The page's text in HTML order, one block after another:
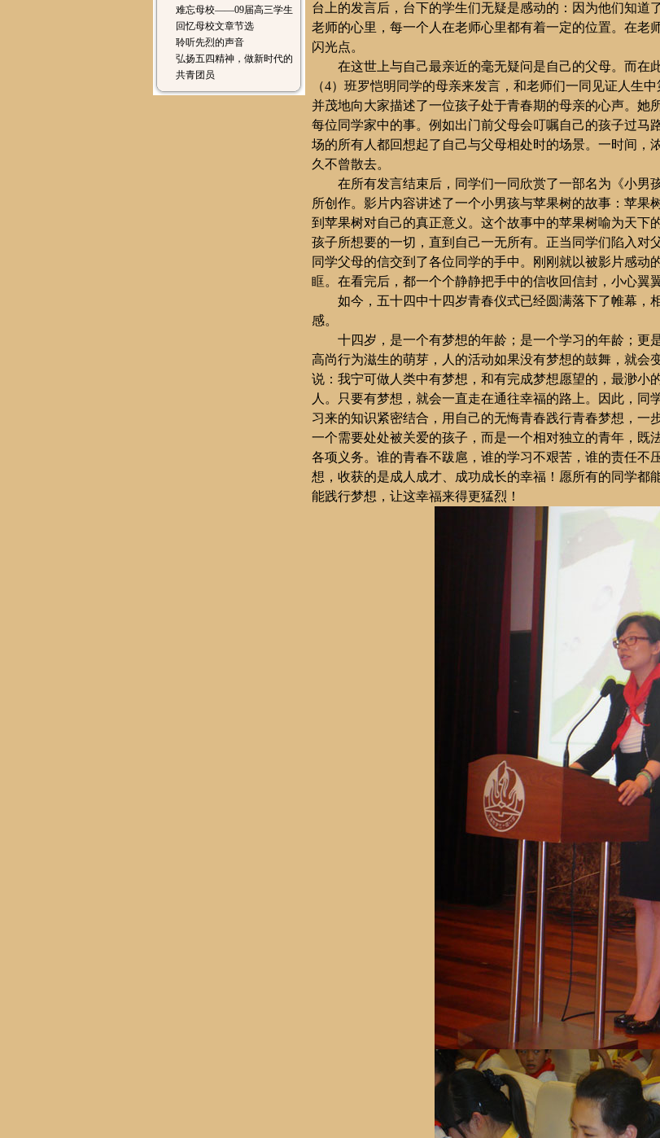
难忘母校——09届高三学生
回忆母校文章节选
聆听先烈的声音
弘扬五四精神，做新时代的
共青团员
台上的发言后，台下的学生们无疑是感动的：因为他们知道
老师的心里，每一个人在老师心里都有着一定的位置。在老
闪光点。
在这世上与自己最亲近的毫无疑问是自己的父母。而在
（4）班罗恺明同学的母亲来发言， 和老师们一同见证人生
并茂地向大家描述了一位孩子处于青春期的母亲的心声。她
每位同学家中的事。例如出门前父母会叮嘱自己的孩子过马
场的所有人都回想起了自己与父母相处时的场景。一时间，
久不曾散去。
在所有发言结束后，同学们一同欣赏了一部名为《小男
所创作。影片内容讲述了一个小男孩与苹果树的故事：苹果
到苹果树对自己的真正意义。这个故事中的苹果树喻为天下
孩子所想要的一切，直到自己一无所有。正当同学们陷入对
同学父母的信交到了各位同学的手中。刚刚就以被影片感动
眶。在看完后，都一个个静静把手中的信收回信封，小心翼翼
如今，五十四中十四岁青春仪式已经圆满落下了帷幕，
感。
十四岁，是一个有梦想的年龄；是一个学习的年龄；更
高尚行为滋生的萌芽，人的活动如果没有梦想的鼓舞，就会
说：我宁可做人类中有梦想，和有完成梦想愿望的，最渺小
人。只要有梦想，就会一直走在通往幸福的路上。因此，同
习来的知识紧密结合，用自己的无悔青春践行青春梦想，一
一个需要处处被关爱的孩子，而是一个相对独立的青年，既
各项义务。谁的青春不跋扈，谁的学习不艰苦，谁的责任不
想，收获的是成人成才、成功成长的幸福！愿所有的同学都
能践行梦想，让这幸福来得更猛烈！